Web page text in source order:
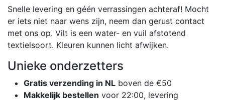
Snelle levering en géén verrassingen achteraf! Mocht
er iets niet naar wens zijn, neem dan gerust contact
met ons op. Vilt is een water- en vuil afstotend
textielsoort. Kleuren kunnen licht afwijken.
Unieke onderzetters
Gratis verzending in NL boven de €50
Makkelijk bestellen voor 22:00, levering